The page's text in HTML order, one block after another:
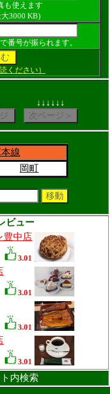
も使えます
3000 KB)
番号が振られます。
ください）
↓↓↓↓↓↓
線
岡町
ビュー
豊中店
3.01
3.01
3.01
3.01
内検索